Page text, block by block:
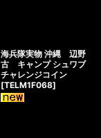
海兵隊実物 沖縄 辺野
古 キャンプ シュワブ
チャレンジコイン
[TELM1F068]